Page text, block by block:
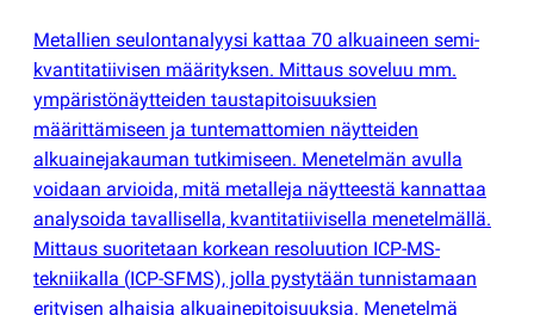
Metallien seulontanalyysi kattaa 70 alkuaineen semi-
kvantitatiivisen määrityksen. Mittaus soveluu mm.
ympäristönäytteiden taustapitoisuuksien
määrittämiseen ja tuntemattomien näytteiden
alkuainejakauman tutkimiseen. Menetelmän avulla
voidaan arvioida, mitä metalleja näytteestä kannattaa
analysoida tavallisella, kvantitatiivisella menetelmällä.
Mittaus suoritetaan korkean resoluution ICP-MS-
tekniikalla (ICP-SFMS), jolla pystytään tunnistamaan
erityisen alhaisia alkuainepitoisuuksia. Menetelmä